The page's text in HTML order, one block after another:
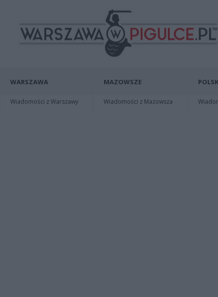
WARSZAWA
Wiadomości z Warszawy
MAZOWSZE
Wiadomości z Mazowsza